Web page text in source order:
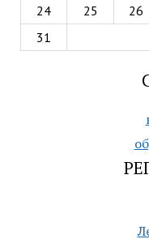
24
25 26
31